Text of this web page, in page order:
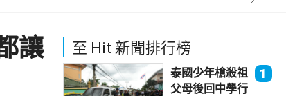
讓
至 Hit 新聞排行榜
泰國少年槍殺祖
父母後回中學行
1